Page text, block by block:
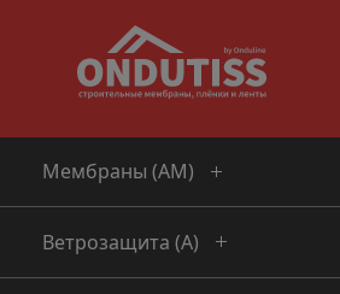
Мембраны (AM)
Ветрозащита (А)